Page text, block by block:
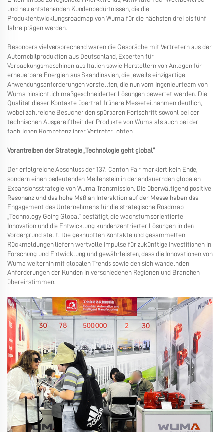
und neu entstehenden Kundenbedürfnissen, die die
Produktentwicklungsroadmap von Wuma für die nächsten drei bis fünf
Jahre prägen werden.
Besonders vielversprechend waren die Gespräche mit Vertretern aus der
Automobilproduktion aus Deutschland, Experten für
Verpackungsmaschinen aus Italien sowie Herstellern von Anlagen für
erneuerbare Energien aus Skandinavien, die jeweils einzigartige
Anwendungsanforderungen vorstellten, die nun vom Ingenieurteam von
Wuma hinsichtlich maßgeschneiderter Lösungen bewertet werden. Die
Qualität dieser Kontakte übertraf frühere Messeteilnahmen deutlich,
wobei zahlreiche Besucher den spürbaren Fortschritt sowohl bei der
technischen Ausgereiftheit der Produkte von Wuma als auch bei der
fachlichen Kompetenz ihrer Vertreter lobten.
Vorantreiben der Strategie „Technologie geht global“
Der erfolgreiche Abschluss der 137. Canton Fair markiert kein Ende,
sondern einen bedeutenden Meilenstein in der andauernden globalen
Expansionsstrategie von Wuma Transmission. Die überwältigend positive
Resonanz und das hohe Maß an Interaktion auf der Messe haben das
Engagement des Unternehmens für die strategische Roadmap
„Technology Going Global“ bestätigt, die wachstumsorientierte
Innovation und die Entwicklung kundenzentrierter Lösungen in den
Vordergrund stellt. Die geknüpften Kontakte und gesammelten
Rückmeldungen liefern wertvolle Impulse für zukünftige Investitionen in
Forschung und Entwicklung und gewährleisten, dass die Innovationen von
Wuma weiterhin mit globalen Trends sowie den sich wandelnden
Anforderungen der Kunden in verschiedenen Regionen und Branchen
übereinstimmen.